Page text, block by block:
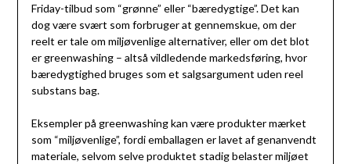
Friday-tilbud som “grønne” eller “bæredygtige”. Det kan
dog være svært som forbruger at gennemskue, om der
reelt er tale om miljøvenlige alternativer, eller om det blot
er greenwashing – altså vildledende markedsføring, hvor
bæredygtighed bruges som et salgsargument uden reel
substans bag.
Eksempler på greenwashing kan være produkter mærket
som “miljøvenlige”, fordi emballagen er lavet af genanvendt
materiale, selvom selve produktet stadig belaster miljøet